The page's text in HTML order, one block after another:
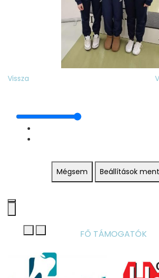
Vissza
Mégsem Beállítások
FŐ TÁMOGATÓK